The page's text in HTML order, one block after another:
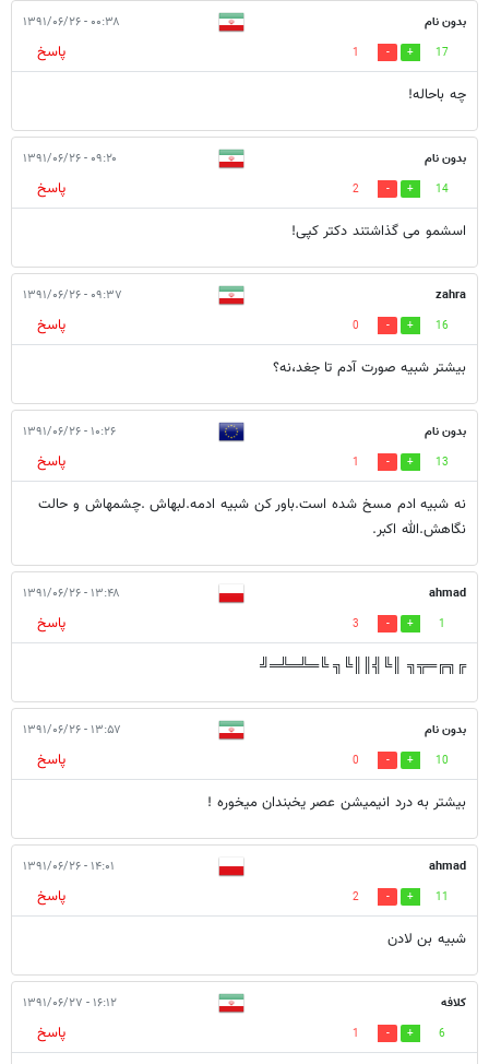
بدون نام ۰۰:۳۸ - ۱۳۹۱/۰۶/۲۶
17
1
پاسخ
چه باحاله!
بدون نام ۰۹:۲۰ - ۱۳۹۱/۰۶/۲۶
14
2
پاسخ
اسشمو می گذاشتند دکتر کپی!
zahra ۰۹:۳۷ - ۱۳۹۱/۰۶/۲۶
16
0
پاسخ
بیشتر شبیه صورت آدم تا جغد،نه؟
بدون نام ۱۰:۲۶ - ۱۳۹۱/۰۶/۲۶
13
1
پاسخ
نه شبیه ادم مسخ شده است.باور کن شبیه ادمه.لبهاش .چشمهاش و حالت
نگاهش.الله اکبر.
ahmad ۱۳:۴۸ - ۱۳۹۱/۰۶/۲۶
1
3
پاسخ
╔╗╔═╦╗ ║╚╣║║╚╗ ╚═╩═╩═╝
بدون نام ۱۳:۵۷ - ۱۳۹۱/۰۶/۲۶
10
0
پاسخ
بيشتر به درد انيميشن عصر يخبندان ميخوره !
ahmad ۱۴:۰۱ - ۱۳۹۱/۰۶/۲۶
11
2
پاسخ
شبیه بن لادن
کلافه ۱۶:۱۲ - ۱۳۹۱/۰۶/۲۷
6
1
پاسخ